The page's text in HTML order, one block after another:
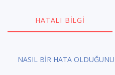
HATALI BILGI
NASIL BİR HATA